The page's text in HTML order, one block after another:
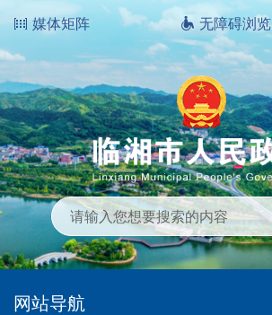
媒体矩阵 无障碍浏览
网站导航